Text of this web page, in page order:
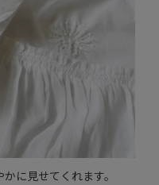
に見せてくれます。